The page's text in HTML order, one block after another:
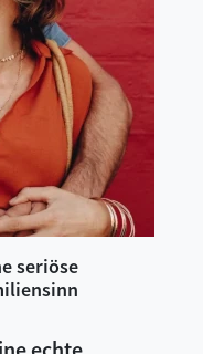
seriöse